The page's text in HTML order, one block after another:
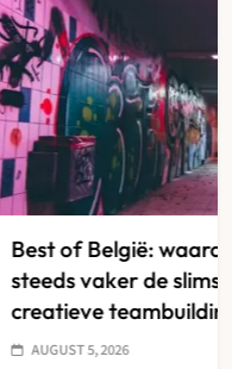
workshops
zijn voor